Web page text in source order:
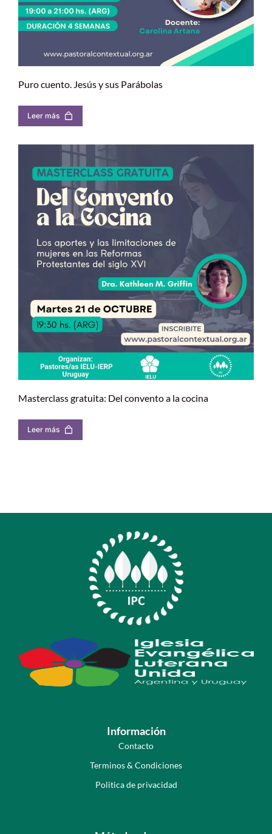
Puro cuento. Jesús y sus Parábolas
Leer más
Masterclass gratuita: Del convento a la cocina
Leer más
Información
Contacto
Terminos & Condiciones
Politica de privacidad